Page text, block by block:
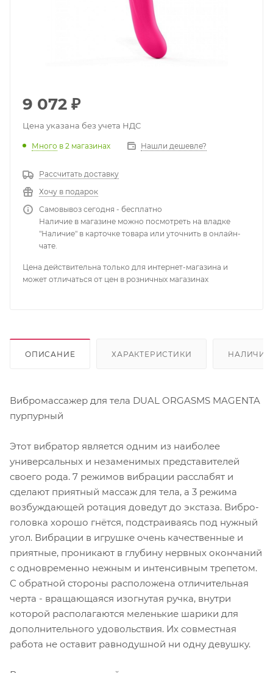
9 072 ₽
Цена указана без учета НДС
Много в 2 магазинах Нашли дешевле?
Рассчитать доставку
Хочу в подарок
Самовывоз сегодня - бесплатно
Наличие в магазине можно посмотреть на владке
"Наличие" в карточке товара или уточнить в онлайн-
чате.
Цена действительна только для интернет-магазина и
может отличаться от цен в розничных магазинах
ОПИСАНИЕ ХАРАКТЕРИСТИКИ НАЛИЧИЕ
Вибромассажер для тела DUAL ORGASMS MAGENTA
пурпурный
Этот вибратор является одним из наиболее
универсальных и незаменимых представителей
своего рода. 7 режимов вибрации расслабят и
сделают приятный массаж для тела, а 3 режима
возбуждающей ротация доведут до экстаза. Вибро-
головка хорошо гнётся, подстраиваясь под нужный
угол. Вибрации в игрушке очень качественные и
приятные, проникают в глубину нервных окончаний
с одновременно нежным и интенсивным трепетом.
С обратной стороны расположена отличительная
черта - вращающаяся изогнутая ручка, внутри
которой располагаются меленькие шарики для
дополнительного удовольствия. Их совместная
работа не оставит равнодушной ни одну девушку.